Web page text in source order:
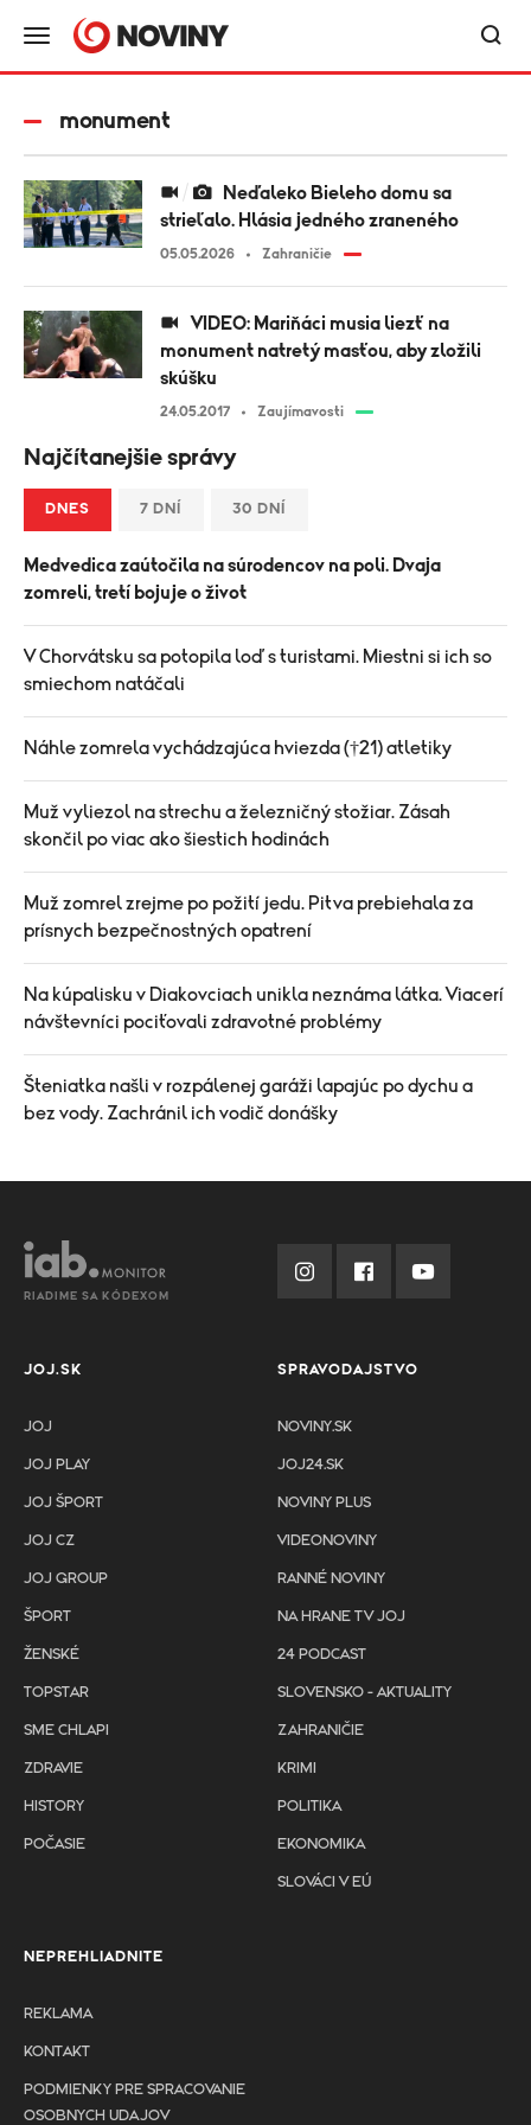
monument
strieľalo. Hlásia jedného zraneného
05.05.2026 Zahraničie
monument natretý masťou, aby zložili
skúšku
24.05.2017 Zaujímavosti
Najčítanejšie správy
DNES 7 DNÍ 30 DNÍ
Medvedica zaútočila na súrodencov na poli. Dvaja
zomreli, tretí bojuje o život
V Chorvátsku sa potopila loď s turistami. Miestni si ich so
smiechom natáčali
Náhle zomrela vychádzajúca hviezda (†21) atletiky
Muž vyliezol na strechu a železničný stožiar. Zásah
skončil po viac ako šiestich hodinách
Muž zomrel zrejme po požití jedu. Pitva prebiehala za
prísnych bezpečnostných opatrení
Na kúpalisku v Diakovciach unikla neznáma látka. Viacerí
návštevníci pociťovali zdravotné problémy
Šteniatka našli v rozpálenej garáži lapajúc po dychu a
bez vody. Zachránil ich vodič donášky
RIADIME SA KÓDEXOM
JOJ.SK
JOJ
JOJ PLAY
JOJ ŠPORT
JOJ CZ
JOJ GROUP
ŠPORT
ŽENSKÉ
TOPSTAR
SME CHLAPI
ZDRAVIE
HISTORY
POČASIE
SPRAVODAJSTVO
NOVINY.SK
JOJ24.SK
NOVINY PLUS
VIDEONOVINY
RANNÉ NOVINY
NA HRANE TV JOJ
24 PODCAST
SLOVENSKO - AKTUALITY
ZAHRANIČIE
KRIMI
POLITIKA
EKONOMIKA
SLOVÁCI V EÚ
NEPREHLIADNITE
REKLAMA
KONTAKT
PODMIENKY PRE SPRACOVANIE
OSOBNYCH UDAJOV